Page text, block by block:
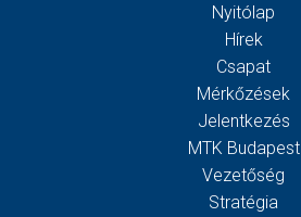
Nyitólap
Hírek
Csapat
Mérkőzések
Jelentkezés
MTK Budapest
Vezetőség
Stratégia